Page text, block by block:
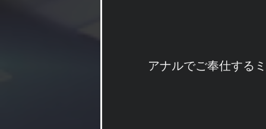
アナルでご奉仕する